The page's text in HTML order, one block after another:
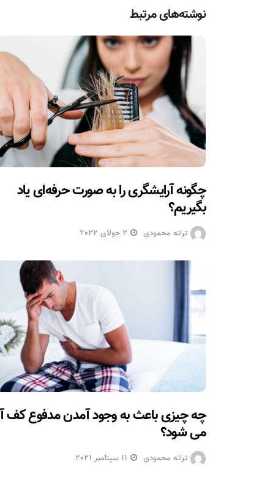
نوشته‌های مرتبط
چگونه آرایشگری را به صورت حرفه‌ای یاد
بگیریم؟
ترانه محمودی 2 جولای 2022
چه چیزی باعث به وجود آمدن مدفوع کف
می شود؟
ترانه محمودی 11 سپتامبر 2021